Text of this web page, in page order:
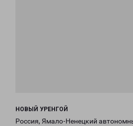
НОВЫЙ УРЕНГОЙ
Россия, Ямало-Ненецкий